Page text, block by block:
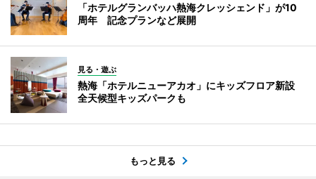
「ホテルグランバッハ熱海クレッシェンド」が10
周年 記念プランなど展開
見る・遊ぶ
熱海「ホテルニューアカオ」にキッズフロア新設
全天候型キッズパークも
もっと見る